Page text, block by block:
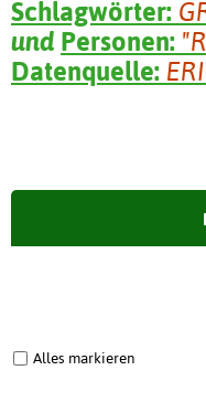
Schlagwörter:
und Personen:
Datenquelle:
Alles markieren